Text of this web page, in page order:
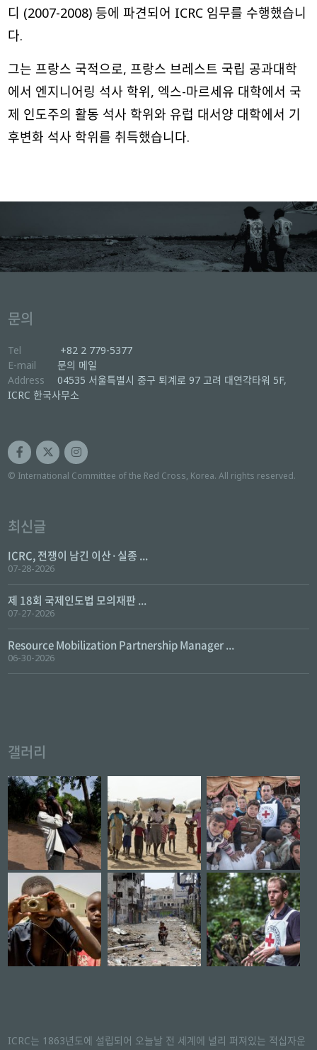
디 (2007-2008) 등에 파견되어 ICRC 임무를 수행했습니
다.
그는 프랑스 국적으로, 프랑스 브레스트 국립 공과대학
에서 엔지니어링 석사 학위, 엑스-마르세유 대학에서 국
제 인도주의 활동 석사 학위와 유럽 대서양 대학에서 기
후변화 석사 학위를 취득했습니다.
문의
Tel
+82 2 779-5377
E-mail
문의 메일
Address
04535 서울특별시 중구 퇴계로 97 고려 대연각타워 5F,
ICRC 한국사무소
© International Committee of the Red Cross, Korea. All rights reserved.
최신글
ICRC, 전쟁이 남긴 이산·실종 ...
07-28-2026
제 18회 국제인도법 모의재판 ...
07-27-2026
Resource Mobilization Partnership Manager ...
06-30-2026
갤러리
ICRC는 1863년도에 설립되어 오늘날 전 세계에 널리 퍼져있는 적십자운